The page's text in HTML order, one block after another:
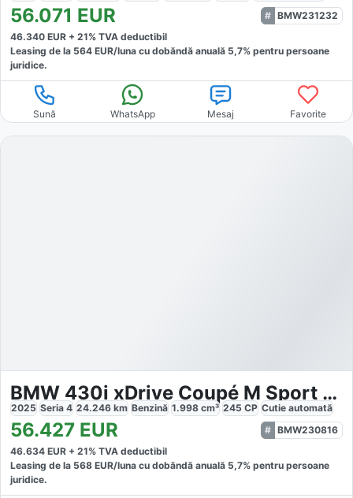
56.071 EUR
BMW231232
46.340 EUR + 21% TVA deductibil
Leasing de la 564 EUR/luna cu dobăndă anuală 5,7% pentru persoane
juridice.
Sună WhatsApp Mesaj Favorite
BMW 430i xDrive Coupé M Sport Pro
2025 Seria 4 24.246 km Benzină 1.998 cm³ 245 CP Cutie automată
56.427 EUR
BMW230816
46.634 EUR + 21% TVA deductibil
Leasing de la 568 EUR/luna cu dobăndă anuală 5,7% pentru persoane
juridice.